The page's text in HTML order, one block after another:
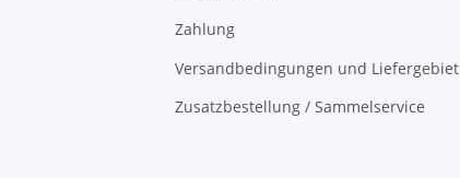
Zahlung
Versandbedingungen und Liefergebiet
Zusatzbestellung / Sammelservice